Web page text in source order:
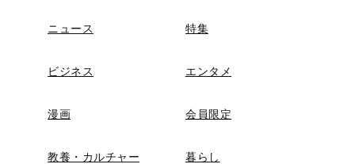
ニュース 特集
ビジネス エンタメ
漫画 会員限定
教養・カルチャー 暮らし